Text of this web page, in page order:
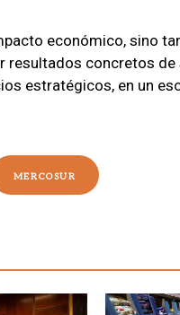
económico, sino
resultados concretos de
estratégicos, en un
MERCOSUR